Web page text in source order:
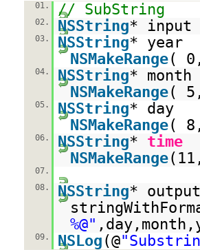
01. // SubString
02. NSString* input
03. NSString* year
NSMakeRange(
04. NSString*
NSMakeRange(
05. NSString* day
NSMakeRange(
06. NSString* time
NSMakeRange
07.
08.
NSString*
%@"
09. NSLog (@